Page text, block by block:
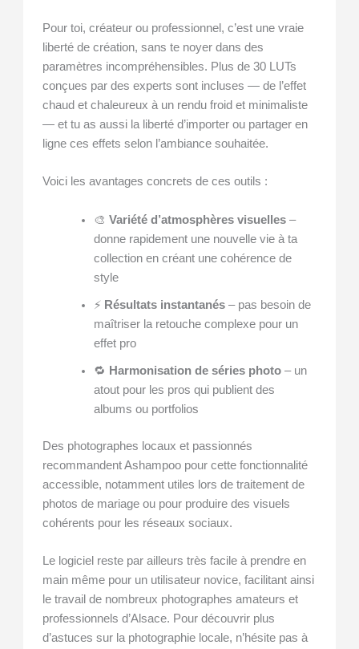
Pour toi, créateur ou professionnel, c’est une vraie
liberté de création, sans te noyer dans des
paramètres incompréhensibles. Plus de 30 LUTs
conçues par des experts sont incluses — de l’effet
chaud et chaleureux à un rendu froid et minimaliste
— et tu as aussi la liberté d’importer ou partager en
ligne ces effets selon l’ambiance souhaitée.
Voici les avantages concrets de ces outils :
🎨 Variété d’atmosphères visuelles–
donne rapidement une nouvelle vie à ta
collection en créant une cohérence de
style
⚡ Résultats instantanés– pas besoin de
maîtriser la retouche complexe pour un
effet pro
🔁 Harmonisation de séries photo– un
atout pour les pros qui publient des
albums ou portfolios
Des photographes locaux et passionnés
recommandent Ashampoo pour cette fonctionnalité
accessible, notamment utiles lors de traitement de
photos de mariage ou pour produire des visuels
cohérents pour les réseaux sociaux.
Le logiciel reste par ailleurs très facile à prendre en
main même pour un utilisateur novice, facilitant ainsi
le travail de nombreux photographes amateurs et
professionnels d’Alsace. Pour découvrir plus
d’astuces sur la photographie locale, n’hésite pas à